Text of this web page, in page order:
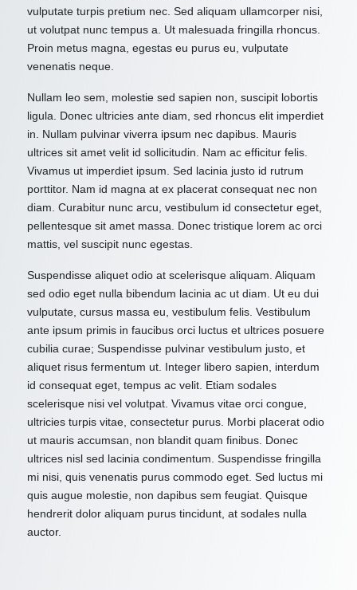
vulputate turpis pretium nec. Sed aliquam ullamcorper nisi,
ut volutpat nunc tempus a. Ut malesuada fringilla rhoncus.
Proin metus magna, egestas eu purus eu, vulputate
venenatis neque.
Nullam leo sem, molestie sed sapien non, suscipit lobortis
ligula. Donec ultricies ante diam, sed rhoncus elit imperdiet
in. Nullam pulvinar viverra ipsum nec dapibus. Mauris
ultrices sit amet velit id sollicitudin. Nam ac efficitur felis.
Vivamus ut imperdiet ipsum. Sed lacinia justo id rutrum
porttitor. Nam id magna at ex placerat consequat nec non
diam. Curabitur nunc arcu, vestibulum id consectetur eget,
pellentesque sit amet massa. Donec tristique lorem ac orci
mattis, vel suscipit nunc egestas.
Suspendisse aliquet odio at scelerisque aliquam. Aliquam
sed odio eget nulla bibendum lacinia ac ut diam. Ut eu dui
vulputate, cursus massa eu, vestibulum felis. Vestibulum
ante ipsum primis in faucibus orci luctus et ultrices posuere
cubilia curae; Suspendisse pulvinar vestibulum justo, et
aliquet risus fermentum ut. Integer libero sapien, interdum
id consequat eget, tempus ac velit. Etiam sodales
scelerisque nisi vel volutpat. Vivamus vitae orci congue,
ultricies turpis vitae, consectetur purus. Morbi placerat odio
ut mauris accumsan, non blandit quam finibus. Donec
ultrices nisl sed lacinia condimentum. Suspendisse fringilla
mi nisi, quis venenatis purus commodo eget. Sed luctus mi
quis augue molestie, non dapibus sem feugiat. Quisque
hendrerit dolor aliquam purus tincidunt, at sodales nulla
auctor.